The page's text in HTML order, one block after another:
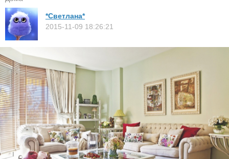
*Светлана*
2015-11-09 18:26:21